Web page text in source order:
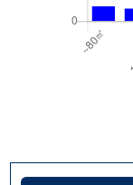
木町通
国見